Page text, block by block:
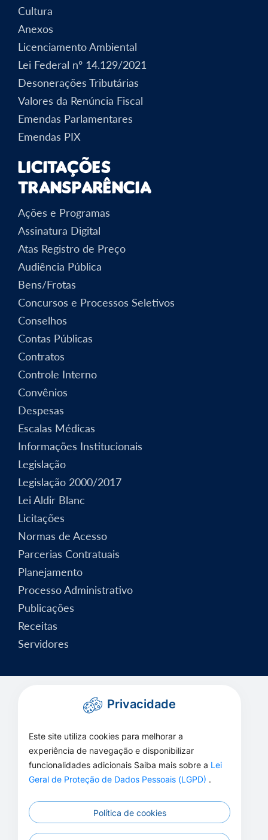
Cultura
Anexos
Licenciamento Ambiental
Lei Federal nº 14.129/2021
Desonerações Tributárias
Valores da Renúncia Fiscal
Emendas Parlamentares
Emendas PIX
Licitações
Transparência
Ações e Programas
Assinatura Digital
Atas Registro de Preço
Audiência Pública
Bens/Frotas
Concursos e Processos Seletivos
Conselhos
Contas Públicas
Contratos
Controle Interno
Convênios
Despesas
Escalas Médicas
Informações Institucionais
Legislação
Legislação 2000/2017
Lei Aldir Blanc
Licitações
Normas de Acesso
Parcerias Contratuais
Planejamento
Processo Administrativo
Publicações
Receitas
Servidores
Privacidade
Este site utiliza cookies para melhorar a
experiência de navegação e disponibilizar
funcionalidades adicionais Saiba mais sobre a Lei
Geral de Proteção de Dados Pessoais (LGPD) .
Política de cookies